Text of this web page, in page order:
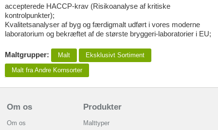
accepterede HACCP-krav (Risikoanalyse af kritiske
kontrolpunkter);
Kvalitetsanalyser af byg og færdigmalt udført i vores moderne
laboratorium og bekræftet af de største bryggeri-laboratorier i EU;
Maltgrupper: Malt Eksklusivt Sortiment
Malt fra Andre Kornsorter
Om os
Om os
Produkter
Malttyper